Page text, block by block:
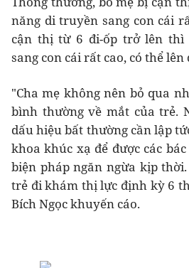
năng di truyền sang con cái
cận thị từ 6 đi-ốp trở lên thì
sang con cái rất cao, có thể lên
"Cha mẹ không nên bỏ qua
bình thường về mắt của trẻ.
dấu hiệu bất thường cần lập
khoa khúc xạ để được các
biện pháp ngăn ngừa kịp
trẻ đi khám thị lực định kỳ 6
Bích Ngọc khuyến cáo.